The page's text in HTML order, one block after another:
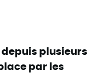
plusieurs
par les